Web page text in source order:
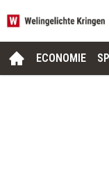
ECONOMIE